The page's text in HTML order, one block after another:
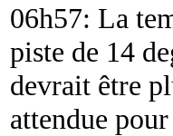
06h57: La
piste de 14
devrait être
attendue